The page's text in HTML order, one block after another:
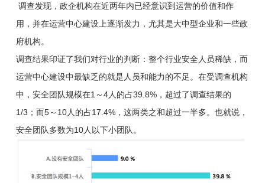
调查发现，政企机构在近两年内已经意识到运营的价值和作
用，并在运营中心建设上逐渐发力，尤其是大中型企业和一些政
府机构。
调查结果印证了我们对行业的判断：整个行业安全人员稀缺，而
运营中心建设中最缺乏的就是人员和能力的不足。在受调查机构
中，安全团队规模在1～4人的占39.8%，超过了调查结果的
1/3；而5～10人的占17.4%，这两类之和超过一半多。也就说，
安全团队多数为10人以下小团队。